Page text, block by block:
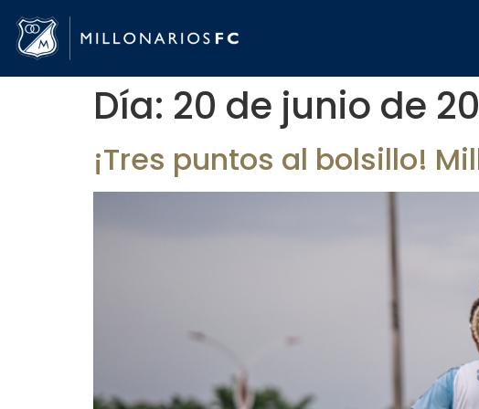
Día: 20 de junio de
¡Tres puntos al bolsillo!